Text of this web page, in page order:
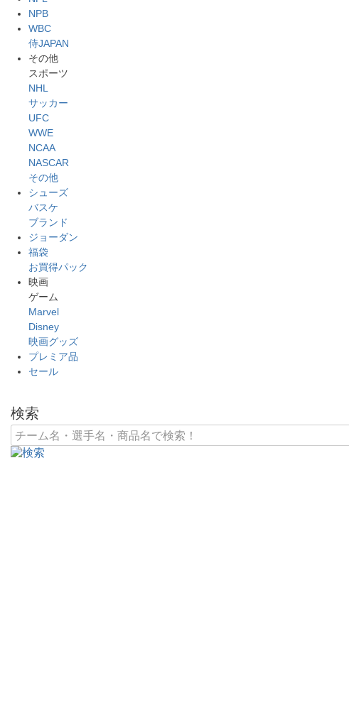
NPB
WBC
侍JAPAN
その他
スポーツ
NHL
サッカー
UFC
WWE
NCAA
NASCAR
その他
シューズ
バスケ
ブランド
ジョーダン
福袋
お買得パック
映画
ゲーム
Marvel
Disney
映画グッズ
プレミア品
セール
検索